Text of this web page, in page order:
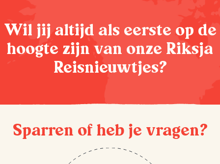
Wil jij altijd als eerste op de
hoogte zijn van onze Riksja
Reisnieuwtjes?
Sparren of heb je vragen?